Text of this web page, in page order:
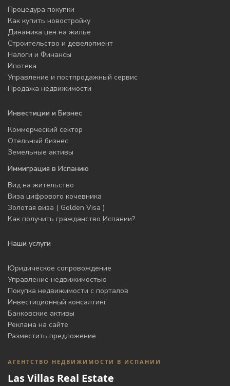
Процедура покупки
Как купить новостройку
Динамика цен на жилье
Строительство и девелопмент
Налоги и Финансы
Ипотека
Управление и постпродажный сервис
Продажа недвижимости
Инвестиции и Бизнес
Коммерческий сектор
Отельный бизнес
Земельные активы
Иммиграция в Испанию
Вид на жительство
Виза цифрового кочевника
Золотая виза ( Golden Visa )
Как получить гражданство Испании?
Наши услуги
Юридическое сопровождение
Управление недвижимостью
Покупка недвижимости с порталов
Инвестиционный консалтинг
Банковские активы
Реклама на сайте
Разместить предложение
АГЕНТСТВО НЕДВИЖИМОСТИ В ИСПАНИИ
Las Villas Real Estate